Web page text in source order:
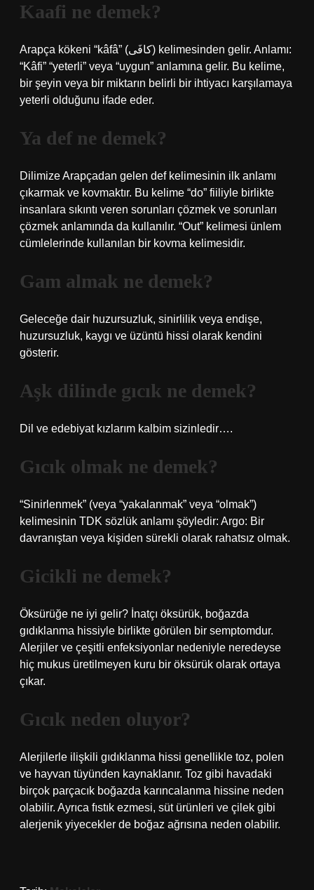
Kaafi ne demek?
Arapça kökeni “kâfâ” (كافَى) kelimesinden gelir. Anlamı:
“Kâfi” “yeterli” veya “uygun” anlamına gelir. Bu kelime,
bir şeyin veya bir miktarın belirli bir ihtiyacı karşılamaya
yeterli olduğunu ifade eder.
Ya def ne demek?
Dilimize Arapçadan gelen def kelimesinin ilk anlamı
çıkarmak ve kovmaktır. Bu kelime “do” fiiliyle birlikte
insanlara sıkıntı veren sorunları çözmek ve sorunları
çözmek anlamında da kullanılır. “Out” kelimesi ünlem
cümlelerinde kullanılan bir kovma kelimesidir.
Gam almak ne demek?
Geleceğe dair huzursuzluk, sinirlilik veya endişe,
huzursuzluk, kaygı ve üzüntü hissi olarak kendini
gösterir.
Aşk dilinde gıcık ne demek?
Dil ve edebiyat kızlarım kalbim sizinledir….
Gıcık olmak ne demek?
“Sinirlenmek” (veya “yakalanmak” veya “olmak”)
kelimesinin TDK sözlük anlamı şöyledir: Argo: Bir
davranıştan veya kişiden sürekli olarak rahatsız olmak.
Gicikli ne demek?
Öksürüğe ne iyi gelir? İnatçı öksürük, boğazda
gıdıklanma hissiyle birlikte görülen bir semptomdur.
Alerjiler ve çeşitli enfeksiyonlar nedeniyle neredeyse
hiç mukus üretilmeyen kuru bir öksürük olarak ortaya
çıkar.
Gıcık neden oluyor?
Alerjilerle ilişkili gıdıklanma hissi genellikle toz, polen
ve hayvan tüyünden kaynaklanır. Toz gibi havadaki
birçok parçacık boğazda karıncalanma hissine neden
olabilir. Ayrıca fıstık ezmesi, süt ürünleri ve çilek gibi
alerjenik yiyecekler de boğaz ağrısına neden olabilir.